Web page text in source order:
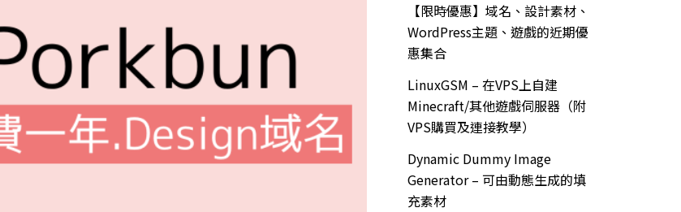
【限時優惠】域名、設計素材、
WordPress主題、遊戲的近期優
惠集合
LinuxGSM – 在VPS上自建
Minecraft/其他遊戲伺服器（附
VPS購買及連接教學）
Dynamic Dummy Image
Generator – 可由動態生成的填
充素材